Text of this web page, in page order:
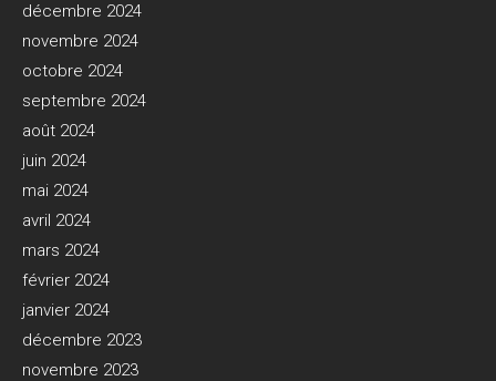
décembre 2024
novembre 2024
octobre 2024
septembre 2024
août 2024
juin 2024
mai 2024
avril 2024
mars 2024
février 2024
janvier 2024
décembre 2023
novembre 2023